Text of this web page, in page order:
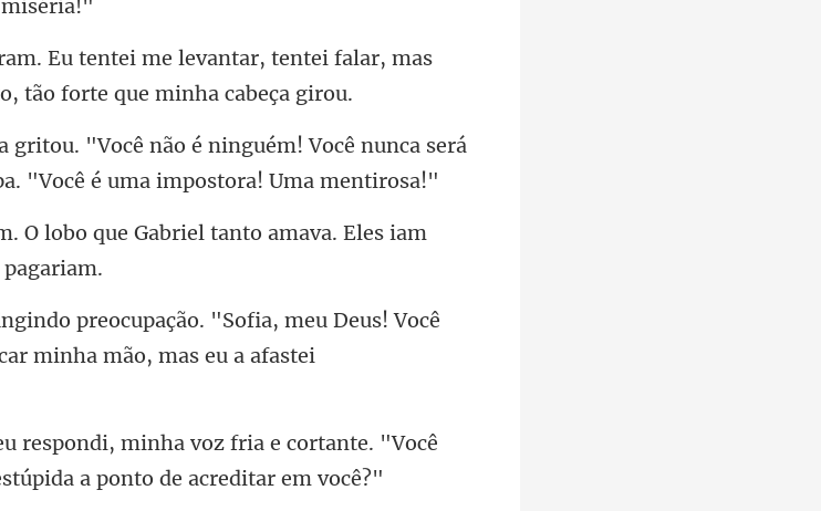
levantar, tentei falar, mas
o é ninguém! Você nunca será
que Gabriel tanto amava. Eles iam
"Sofia, meu Deus! Você
a voz fria e cortante. "Você